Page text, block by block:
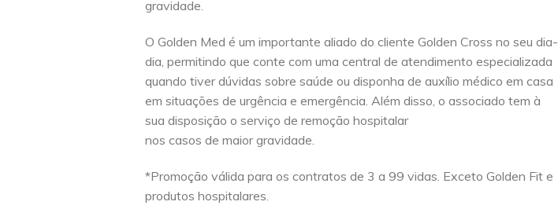
gravidade.
O Golden Med é um importante aliado do cliente Golden Cross no seu dia-
dia, permitindo que conte com uma central de atendimento especializada
quando tiver dúvidas sobre saúde ou disponha de auxílio médico em casa
em situações de urgência e emergência. Além disso, o associado tem à
sua disposição o serviço de remoção hospitalar
nos casos de maior gravidade.
*Promoção válida para os contratos de 3 a 99 vidas. Exceto Golden Fit e
produtos hospitalares.